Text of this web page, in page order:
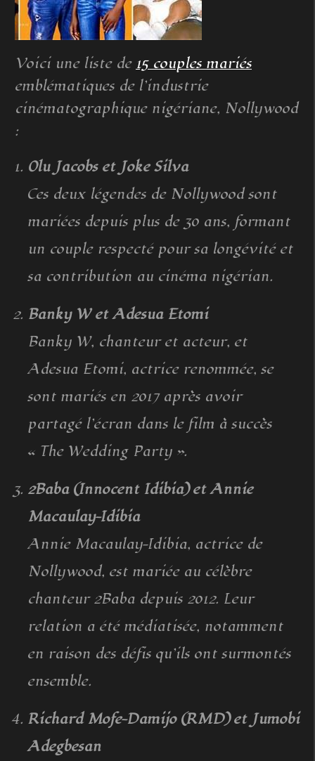
Voici une liste de 15 couples mariés
emblématiques de l’industrie
cinématographique nigériane, Nollywood
:
Olu Jacobs et Joke Silva
Ces deux légendes de Nollywood sont
mariées depuis plus de 30 ans, formant
un couple respecté pour sa longévité et
sa contribution au cinéma nigérian.
Banky W et Adesua Etomi
Banky W, chanteur et acteur, et
Adesua Etomi, actrice renommée, se
sont mariés en 2017 après avoir
partagé l’écran dans le film à succès
« The Wedding Party ».
2Baba (Innocent Idibia) et Annie
Macaulay-Idibia
Annie Macaulay-Idibia, actrice de
Nollywood, est mariée au célèbre
chanteur 2Baba depuis 2012. Leur
relation a été médiatisée, notamment
en raison des défis qu’ils ont surmontés
ensemble.
Richard Mofe-Damijo (RMD) et Jumobi
Adegbesan